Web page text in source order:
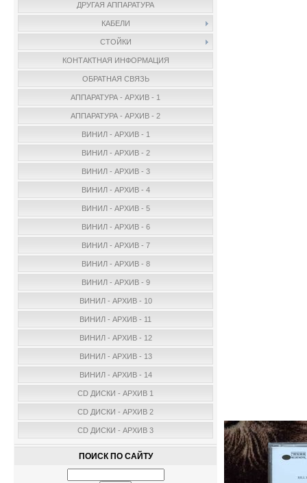
ДРУГАЯ АППАРАТУРА
КАБЕЛИ
СТОЙКИ
КОНТАКТНАЯ ИНФОРМАЦИЯ
ОБРАТНАЯ СВЯЗЬ
АППАРАТУРА - АРХИВ - 1
АППАРАТУРА - АРХИВ - 2
ВИНИЛ - АРХИВ - 1
ВИНИЛ - АРХИВ - 2
ВИНИЛ - АРХИВ - 3
ВИНИЛ - АРХИВ - 4
ВИНИЛ - АРХИВ - 5
ВИНИЛ - АРХИВ - 6
ВИНИЛ - АРХИВ - 7
ВИНИЛ - АРХИВ - 8
ВИНИЛ - АРХИВ - 9
ВИНИЛ - АРХИВ - 10
ВИНИЛ - АРХИВ - 11
ВИНИЛ - АРХИВ - 12
ВИНИЛ - АРХИВ - 13
ВИНИЛ - АРХИВ - 14
CD ДИСКИ - АРХИВ 1
CD ДИСКИ - АРХИВ 2
CD ДИСКИ - АРХИВ 3
ПОИСК ПО САЙТУ